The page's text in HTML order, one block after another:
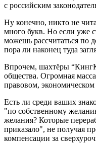
с российским
Ну конечно, никто не
много букв. Но если уже
можешь рассчитаться по
пора ли наконец туда
Впрочем, шахтёры
общества. Огромная
правовом,
Есть ли среди ваших
"по собственному
желания? Которые
приказало", не получая
компенсации за